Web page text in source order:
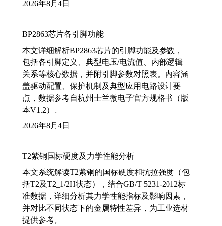
2026年8月4日
BP2863芯片各引脚功能
本文详细解析BP2863芯片的引脚功能及参数，
包括各引脚定义、典型电压/电流值、内部逻辑
关系等核心数据，并附引脚参数对照表。内容涵
盖驱动配置、保护机制及典型应用电路设计要
点，数据参考自杭州士兰微电子官方规格书（版
本V1.2）。
2026年8月4日
T2紫铜国标硬度及力学性能分析
本文系统解读T2紫铜的国标硬度和抗拉强度（包
括T2及T2_1/2H状态），结合GB/T 5231-2012标
准数据，详细分析其力学性能指标及影响因素，
并对比不同状态下的金属特性差异，为工业选材
提供参考。